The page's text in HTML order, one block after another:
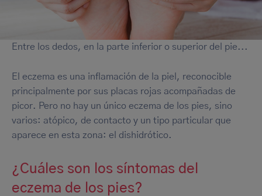
Entre los dedos, en la parte inferior o superior del pie...
El eczema es una inflamación de la piel, reconocible
principalmente por sus placas rojas acompañadas de
picor. Pero no hay un único eczema de los pies, sino
varios: atópico, de contacto y un tipo particular que
aparece en esta zona: el dishidrótico.
¿Cuáles son los síntomas del
eczema de los pies?